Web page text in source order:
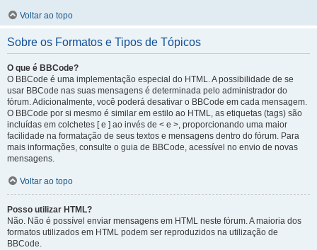
Voltar ao topo
Sobre os Formatos e Tipos de Tópicos
O que é BBCode?
O BBCode é uma implementação especial do HTML. A possibilidade de se
usar BBCode nas suas mensagens é determinada pelo administrador do
fórum. Adicionalmente, você poderá desativar o BBCode em cada mensagem.
O BBCode por si mesmo é similar em estilo ao HTML, as etiquetas (tags) são
incluídas em colchetes [ e ] ao invés de < e >, proporcionando uma maior
facilidade na formatação de seus textos e mensagens dentro do fórum. Para
mais informações, consulte o guia de BBCode, acessível no envio de novas
mensagens.
Voltar ao topo
Posso utilizar HTML?
Não. Não é possível enviar mensagens em HTML neste fórum. A maioria dos
formatos utilizados em HTML podem ser reproduzidos na utilização de
BBCode.